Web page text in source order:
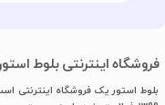
فروشگاه اینترنتی بلوط
بلوط استور یک فروشگاه اینترنتی